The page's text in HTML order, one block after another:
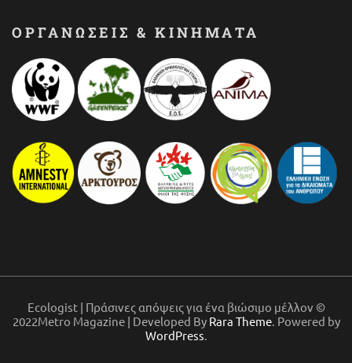
ΟΡΓΑΝΩΣΕΙΣ & ΚΙΝΗΜΑΤΑ
Ecologist | Πράσινες απόψεις για ένα βιώσιμο μέλλον ©
2022Metro Magazine | Developed By Rara Theme. Powered by
WordPress.